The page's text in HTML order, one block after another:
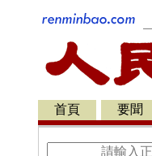
首頁 要聞